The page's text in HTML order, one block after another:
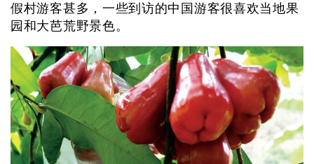
假村游客甚多，一些到访的中国游客很喜欢当地果
园和大芭荒野景色。